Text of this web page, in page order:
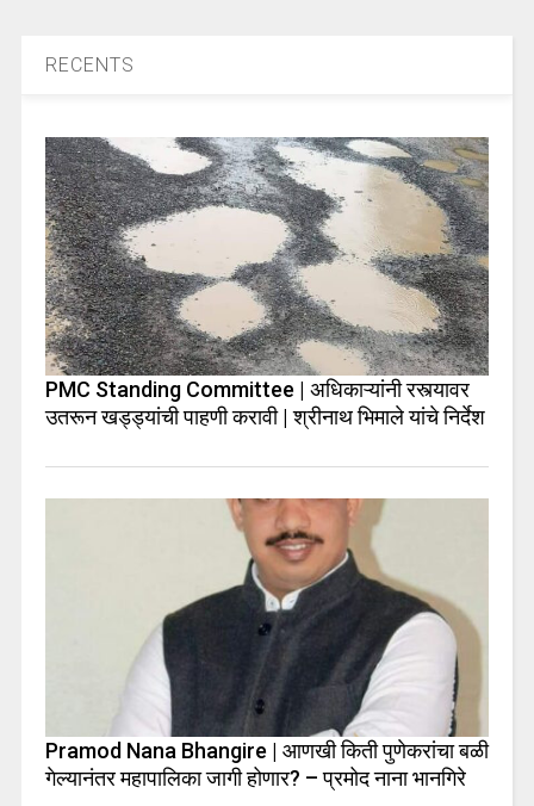
RECENTS
PMC Standing Committee | अधिकाऱ्यांनी रस्त्यावर
उतरून खड्ड्यांची पाहणी करावी | श्रीनाथ भिमाले यांचे निर्देश
Pramod Nana Bhangire | आणखी किती पुणेकरांचा बळी
गेल्यानंतर महापालिका जागी होणार? – प्रमोद नाना भानगिरे